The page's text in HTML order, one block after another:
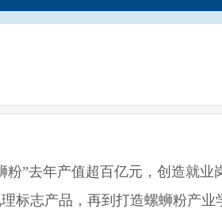
”去年产值超百亿元，创造就业
标志产品，再到打造螺蛳粉产业